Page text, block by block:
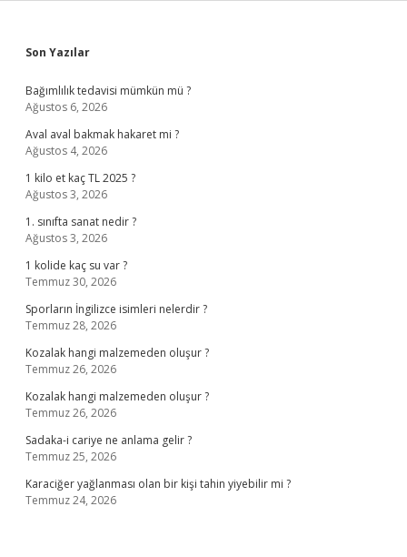
Sidebar
Son Yazılar
Bağımlılık tedavisi mümkün mü ?
Ağustos 6, 2026
Aval aval bakmak hakaret mi ?
Ağustos 4, 2026
1 kilo et kaç TL 2025 ?
Ağustos 3, 2026
1. sınıfta sanat nedir ?
Ağustos 3, 2026
1 kolide kaç su var ?
Temmuz 30, 2026
Sporların İngilizce isimleri nelerdir ?
Temmuz 28, 2026
Kozalak hangi malzemeden oluşur ?
Temmuz 26, 2026
Kozalak hangi malzemeden oluşur ?
Temmuz 26, 2026
Sadaka-i cariye ne anlama gelir ?
Temmuz 25, 2026
Karaciğer yağlanması olan bir kişi tahin yiyebilir mi ?
Temmuz 24, 2026